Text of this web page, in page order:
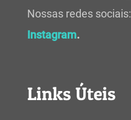
Nossas redes sociais:
Instagram.
Links Úteis